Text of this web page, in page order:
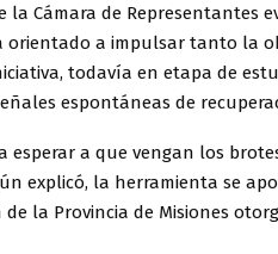
Cámara de Representantes
orientado a impulsar tanto la
todavía en etapa de
espontáneas de
a que vengan los
explicó, la herramienta se
la Provincia de Misiones